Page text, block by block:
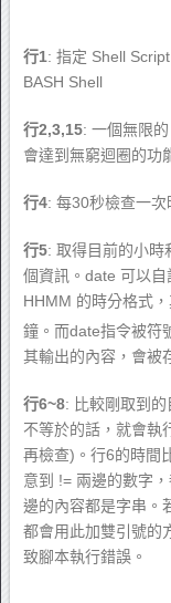
行1: 指定 Shell
BASH Shell
行2,3,15: 一個無限
會達到無窮迴圈的功
行4: 每30秒檢查一次
行5: 取得目前的小時
個資訊。date 可以自
HHMM 的時分格式
鐘。而date指令被符
其輸出的內容，會被
行6~8: 比較剛取到的
不等於的話，就會執
再檢查)。行6的時間
意到 != 兩邊的數字
邊的內容都是字串。
都會用此加雙引號的
致腳本執行錯誤。